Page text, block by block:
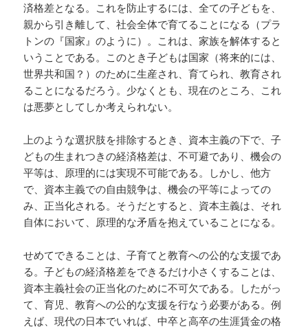
済格差となる。これを防止するには、全ての子どもを、
親から引き離して、社会全体で育てることになる（プラ
トンの『国家』のように）。これは、家族を解体すると
いうことである。このとき子どもは国家（将来的には、
世界共和国？）のために生産され、育てられ、教育され
ることになるだろう。少なくとも、現在のところ、これ
は悪夢としてしか考えられない。
上のような選択肢を排除するとき、資本主義の下で、子
どもの生まれつきの経済格差は、不可避であり、機会の
平等は、原理的には実現不可能である。しかし、他方
で、資本主義での自由競争は、機会の平等によっての
み、正当化される。そうだとすると、資本主義は、それ
自体において、原理的な矛盾を抱えていることになる。
せめてできることは、子育てと教育への公的な支援であ
る。子どもの経済格差をできるだけ小さくすることは、
資本主義社会の正当化のために不可欠である。したがっ
て、育児、教育への公的な支援を行なう必要がある。例
えば、現代の日本でいれば、中卒と高卒の生涯賃金の格